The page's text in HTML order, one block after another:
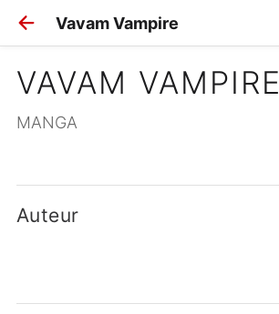
Vavam Vampire
VAVAM VAMPIRE
MANGA
Auteur